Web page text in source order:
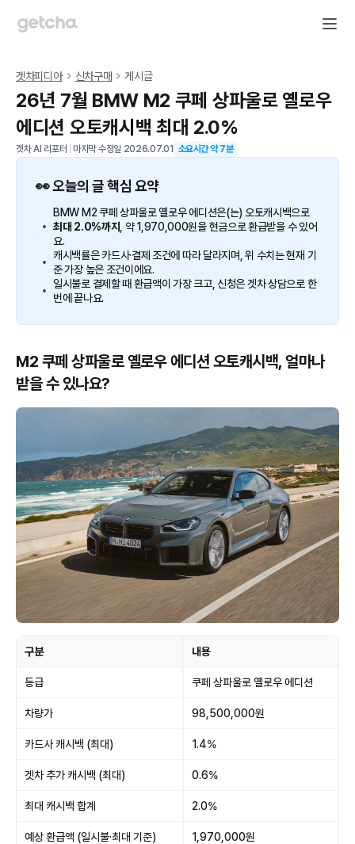
겟차피디아 신차구매 게시글
26년 7월 BMW M2 쿠페 상파울로 옐로우
에디션 오토캐시백 최대 2.0%
겟차 AI 리포터 마지막 수정일 2026.07.01 소요시간 약7분
👀 오늘의 글 핵심 요약
BMW M2 쿠페 상파울로 옐로우 에디션은(는) 오토캐시백으로
최대 2.0%까지 , 약 1,970,000원을 현금으로 환급받을 수 있어
요.
캐시백률은 카드사·결제 조건에 따라 달라지며, 위 수치는 현재 기
준 가장 높은 조건이에요.
일시불로 결제할 때 환급액이 가장 크고, 신청은 겟차 상담으로 한
번에 끝나요.
M2 쿠페 상파울로 옐로우 에디션 오토캐시백, 얼마나
받을 수 있나요?
구분 내용
등급 쿠페 상파울로 옐로우 에디션
차량가 98,500,000원
카드사 캐시백 (최대) 1.4%
겟차 추가 캐시백 (최대) 0.6%
최대 캐시백 합계 2.0%
예상 환급액 (일시불·최대 기준) 1,970,000원